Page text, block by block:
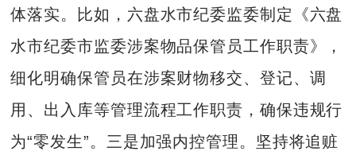
体落实。比如，六盘水市纪委监委制定《六盘
水市纪委市监委涉案物品保管员工作职责》，
细化明确保管员在涉案财物移交、登记、调
用、出入库等管理流程工作职责，确保违规行
为“零发生”。三是加强内控管理。坚持将追赃